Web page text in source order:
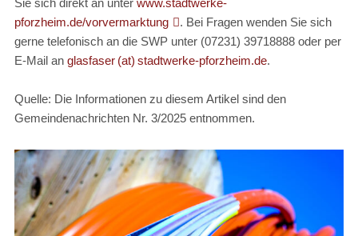
Sie sich direkt an unter www.stadtwerke-
pforzheim.de/vorvermarktung
. Bei Fragen wenden Sie sich
gerne telefonisch an die SWP unter (07231) 39718888 oder per
E-Mail an glasfaser (at) stadtwerke-pforzheim.de.
Quelle: Die Informationen zu diesem Artikel sind den
Gemeindenachrichten Nr. 3/2025 entnommen.